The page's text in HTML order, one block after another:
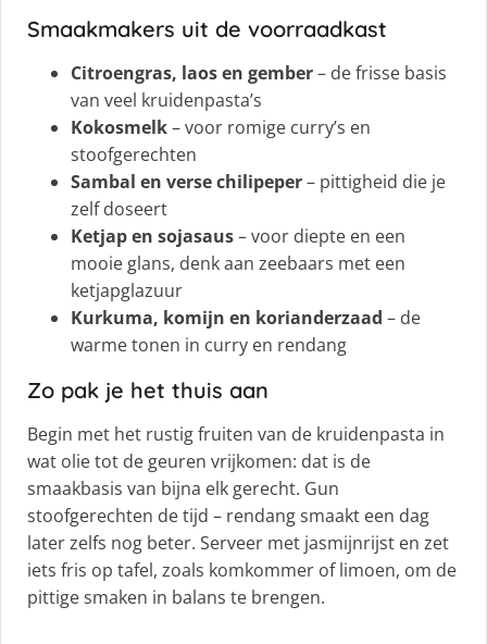
Smaakmakers uit de voorraadkast
Citroengras, laos en gember– de frisse basis
van veel kruidenpasta’s
Kokosmelk– voor romige curry’s en
stoofgerechten
Sambal en verse chilipeper– pittigheid die je
zelf doseert
Ketjap en sojasaus– voor diepte en een
mooie glans, denk aan zeebaars met een
ketjapglazuur
Kurkuma, komijn en korianderzaad – de
warme tonen in curry en rendang
Zo pak je het thuis aan
Begin met het rustig fruiten van de kruidenpasta in
wat olie tot de geuren vrijkomen: dat is de
smaakbasis van bijna elk gerecht. Gun
stoofgerechten de tijd – rendang smaakt een dag
later zelfs nog beter. Serveer met jasmijnrijst en zet
iets fris op tafel, zoals komkommer of limoen, om de
pittige smaken in balans te brengen.